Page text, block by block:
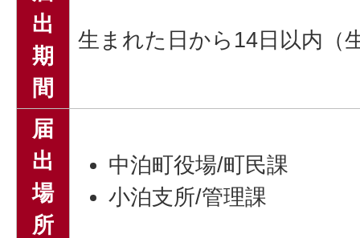
出
期
間
生まれた日から14日以内（
届
出
場
所
中泊町役場/町民課
小泊支所/管理課